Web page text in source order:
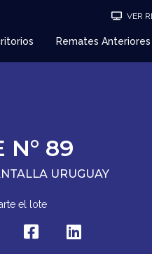
VER
Remates Anteriores
N° 89
URUGUAY
el lote